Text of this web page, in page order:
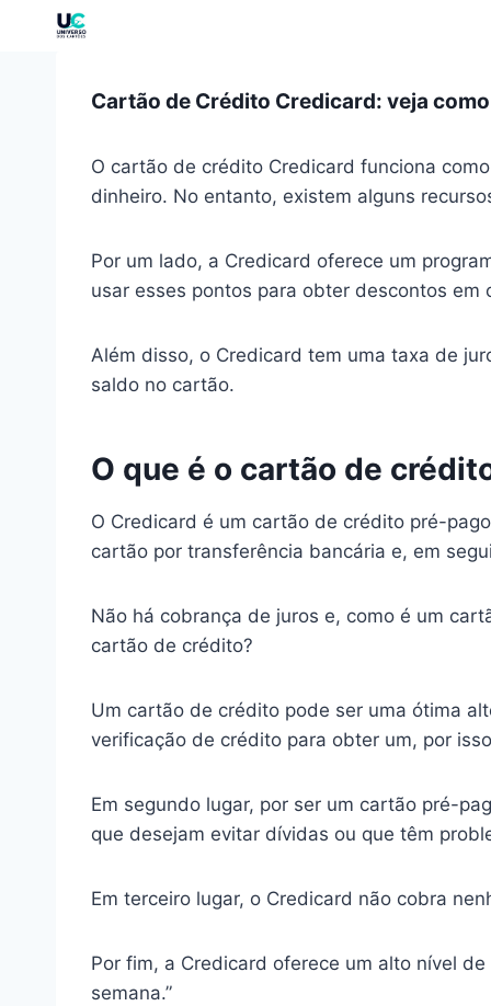
Cartão de Crédito Credicard: veja
O cartão de crédito Credicard funciona
dinheiro. No entanto, existem alguns
Por um lado, a Credicard oferece um
usar esses pontos para obter descontos
Além disso, o Credicard tem uma taxa de
saldo no cartão.
O que é o cartão de
O Credicard é um cartão de crédito pré-
cartão por transferência bancária e, em
Não há cobrança de juros e, como é um
cartão de crédito?
Um cartão de crédito pode ser uma ótima
verificação de crédito para obter um, por
Em segundo lugar, por ser um cartão pré-
que desejam evitar dívidas ou que têm
Em terceiro lugar, o Credicard não cobra
Por fim, a Credicard oferece um alto nível
semana.”